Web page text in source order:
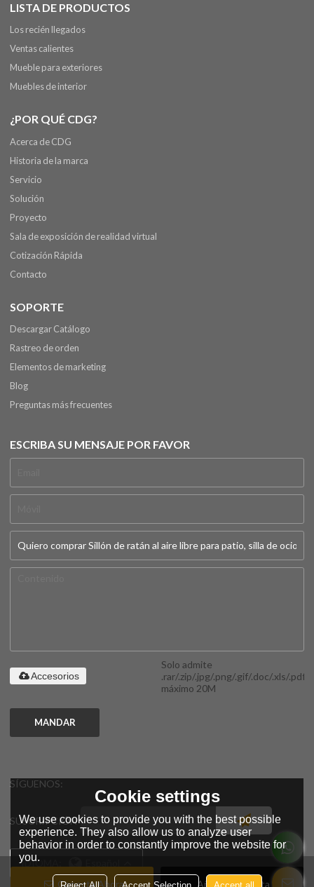
Conecta Ahora Añadir A La Lista De
LISTA DE PRODUCTOS
Los recién llegados
Ventas calientes
Mueble para exteriores
Muebles de interior
¿POR QUÉ CDG?
Acerca de CDG
Historia de la marca
Servicio
Solución
Proyecto
Sala de exposición de realidad virtual
Cotización Rápida
Contacto
SOPORTE
Descargar Catálogo
Rastreo de orden
Elementos de marketing
Blog
Preguntas más frecuentes
ESCRIBA SU MENSAJE POR FAVOR
Solo admite
.rar/.zip/.jpg/.png/.gif/.doc/.xls/.pdf,
máximo 20M
Accesorios
MANDAR
SÍGUENOS:
SUSCRIPCIÓN
IDIOMA:
Cookie settings
We use cookies to provide you with the best possible
experience. They also allow us to analyze user
behavior in order to constantly improve the website for
you.